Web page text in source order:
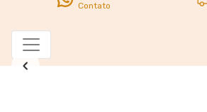
Contato